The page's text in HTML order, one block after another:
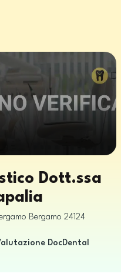
Dott.ssa
Bergamo 24124
DocDental